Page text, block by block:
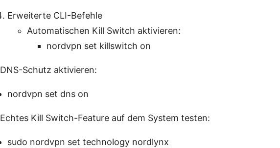
Erweiterte CLI-Befehle
Automatischen Kill Switch aktivieren:
nordvpn set killswitch on
DNS-Schutz aktivieren:
nordvpn set dns on
Echtes Kill Switch-Feature auf dem System testen:
sudo nordvpn set technology nordlynx